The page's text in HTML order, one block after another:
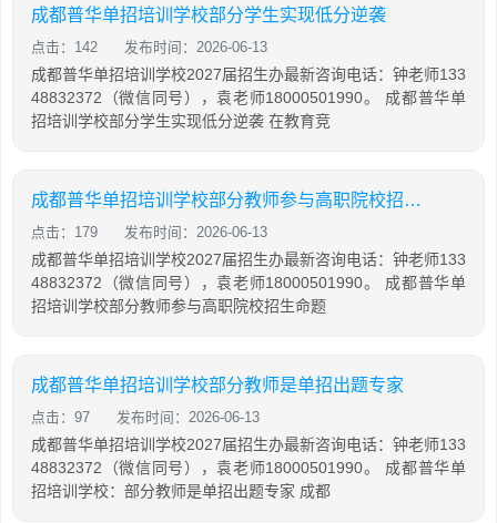
成都普华单招培训学校部分学生实现低分逆袭
点击：142 发布时间：2026-06-13
成都普华单招培训学校2027届招生办最新咨询电话：钟老师133
48832372（微信同号），袁老师18000501990。 成都普华单
招培训学校部分学生实现低分逆袭 在教育竞
成都普华单招培训学校部分教师参与高职院校招生命题
点击：179 发布时间：2026-06-13
成都普华单招培训学校2027届招生办最新咨询电话：钟老师133
48832372（微信同号），袁老师18000501990。 成都普华单
招培训学校部分教师参与高职院校招生命题
成都普华单招培训学校部分教师是单招出题专家
点击：97 发布时间：2026-06-13
成都普华单招培训学校2027届招生办最新咨询电话：钟老师133
48832372（微信同号），袁老师18000501990。 成都普华单
招培训学校：部分教师是单招出题专家 成都